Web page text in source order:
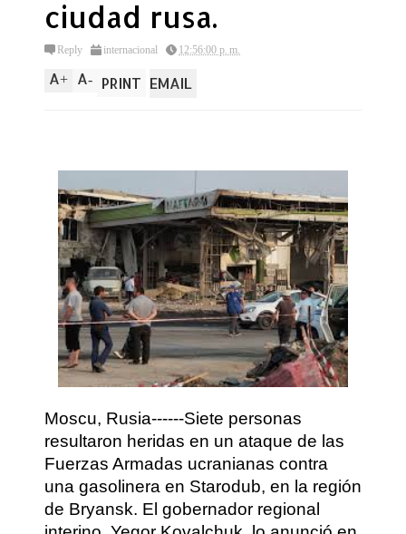
ciudad rusa.
Reply internacional 12:56:00 p. m.
A+ A- PRINT EMAIL
Moscu, Rusia------Siete personas
resultaron heridas en un ataque de las
Fuerzas Armadas ucranianas contra
una gasolinera en Starodub, en la región
de Bryansk. El gobernador regional